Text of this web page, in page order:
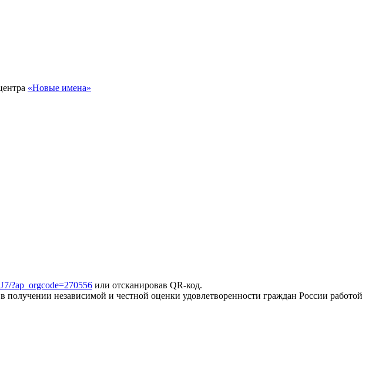
«Новые имена»
?ap_orgcode=270556 или отсканировав QR-код.
независимой и честной оценки удовлетворенности граждан России работой